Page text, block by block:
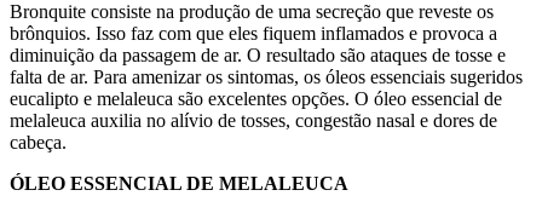
Bronquite consiste na produção de uma secreção que reveste os
brônquios. Isso faz com que eles fiquem inflamados e provoca a
diminuição da passagem de ar. O resultado são ataques de tosse e
falta de ar. Para amenizar os sintomas, os óleos essenciais sugeridos
eucalipto e melaleuca são excelentes opções. O óleo essencial de
melaleuca auxilia no alívio de tosses, congestão nasal e dores de
cabeça.
ÓLEO ESSENCIAL DE MELALEUCA